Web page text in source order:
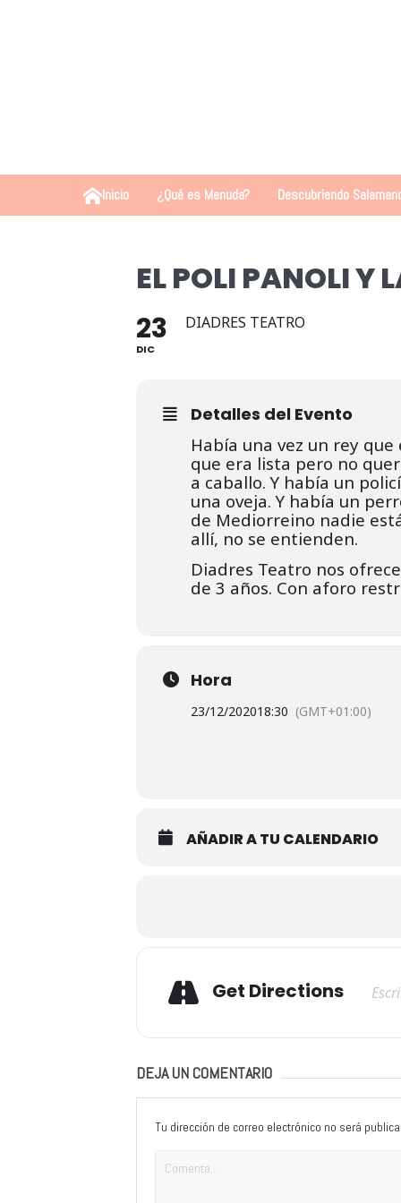
Inicio ¿Qué es Menuda? Descubriendo
EL POLI PANOLI Y
23
DIC
DIADRES TEATRO
Detalles del Evento
Había una vez un rey
que era lista pero no
a caballo. Y había un
una oveja. Y había un
de Mediorreino nadie
allí, no se entienden.
Diadres Teatro nos
de 3 años. Con aforo
Hora
23/12/202018:30 (GMT+01:00)
AÑADIR A TU CALENDARIO
Get Directions
DEJA UN COMENTARIO
Tu dirección de correo electrónico no será